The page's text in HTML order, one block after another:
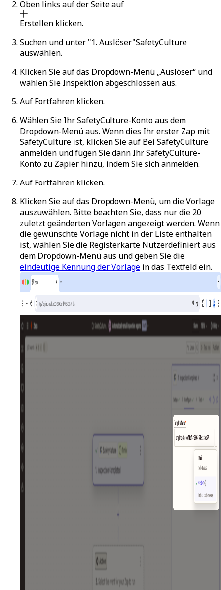
Oben links auf der Seite auf
Erstellen klicken.
Suchen und unter "1. Auslöser"SafetyCulture
auswählen.
Klicken Sie auf das Dropdown-Menü „Auslöser“ und
wählen Sie Inspektion abgeschlossenaus.
Auf Fortfahren klicken.
Wählen Sie Ihr SafetyCulture-Konto aus dem
Dropdown-Menü aus. Wenn dies Ihr erster Zap mit
SafetyCulture ist, klicken Sie auf Bei SafetyCulture
anmelden und fügen Sie dann Ihr SafetyCulture-
Konto zu Zapier hinzu, indem Sie sich anmelden.
Auf Fortfahren klicken.
Klicken Sie auf das Dropdown-Menü, um die Vorlage
auszuwählen. Bitte beachten Sie, dass nur die 20
zuletzt geänderten Vorlagen angezeigt werden. Wenn
die gewünschte Vorlage nicht in der Liste enthalten
ist, wählen Sie die Registerkarte Nutzerdefiniertaus
dem Dropdown-Menü aus und geben Sie die
eindeutige Kennung der Vorlage in das Textfeld ein.